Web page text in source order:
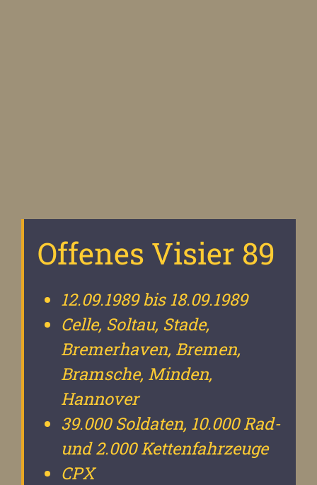
Offenes Visier 89
12.09.1989 bis 18.09.1989
Celle, Soltau, Stade,
Bremerhaven, Bremen,
Bramsche, Minden,
Hannover
39.000 Soldaten, 10.000 Rad-
und 2.000 Kettenfahrzeuge
CPX